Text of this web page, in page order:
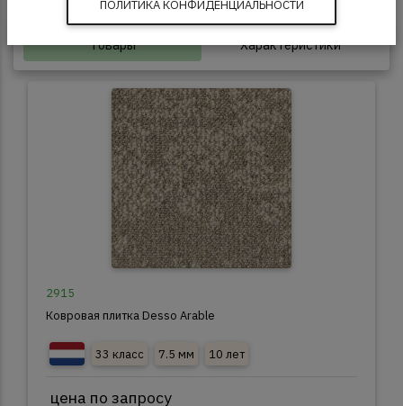
Товары Характеристики
2915
Ковровая плитка Desso Arable
33 класс 7.5 мм 10 лет
цена по запросу
ПОЛИТИКА КОНФИДЕНЦИАЛЬНОСТИ